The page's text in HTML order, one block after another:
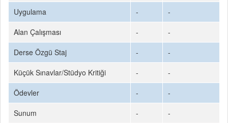
Uygulama
-
-
Alan Çalışması
-
-
Derse Özgü Staj
-
-
Küçük Sınavlar/Stüdyo Kritiği
-
-
Ödevler
-
-
Sunum
-
-